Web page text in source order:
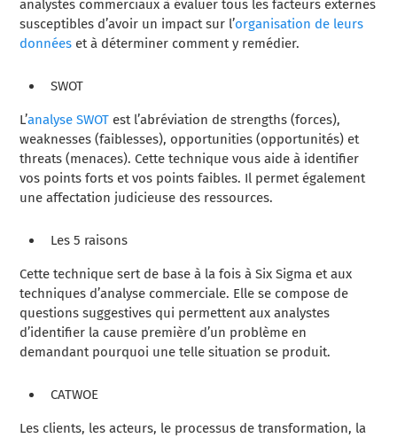
analystes commerciaux à évaluer tous les facteurs externes
susceptibles d’avoir un impact sur l’organisation de leurs
données et à déterminer comment y remédier.
SWOT
L’analyse SWOT est l’abréviation de strengths (forces),
weaknesses (faiblesses), opportunities (opportunités) et
threats (menaces). Cette technique vous aide à identifier
vos points forts et vos points faibles. Il permet également
une affectation judicieuse des ressources.
Les 5 raisons
Cette technique sert de base à la fois à Six Sigma et aux
techniques d’analyse commerciale. Elle se compose de
questions suggestives qui permettent aux analystes
d’identifier la cause première d’un problème en
demandant pourquoi une telle situation se produit.
CATWOE
Les clients, les acteurs, le processus de transformation, la